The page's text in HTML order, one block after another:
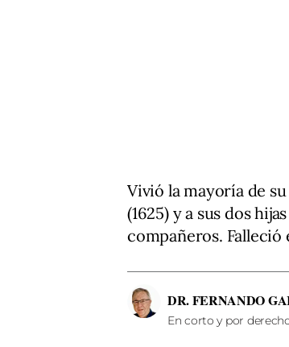
Vivió la mayoría de
(1625) y a sus dos
compañeros. Falleció
DR. FERNANDO
En corto y por